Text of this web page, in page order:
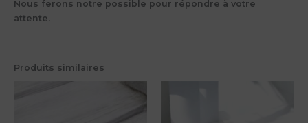
Nous ferons notre possible pour répondre à votre
attente.
Produits similaires